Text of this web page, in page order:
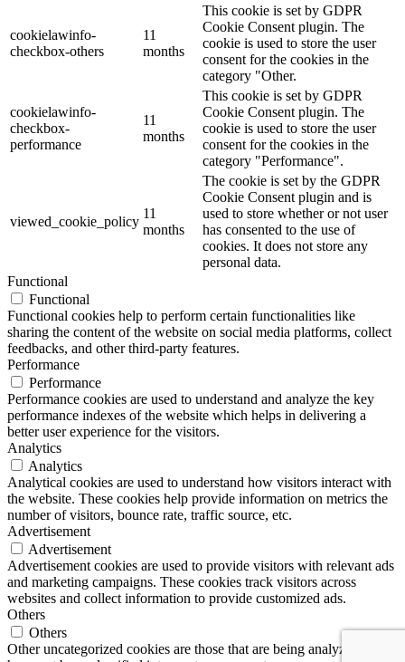
cookielawinfo-
checkbox-others
11
months
This cookie is set by GDPR
Cookie Consent plugin. The
cookie is used to store the user
consent for the cookies in the
category "Other.
cookielawinfo-
checkbox-
performance
11
months
This cookie is set by GDPR
Cookie Consent plugin. The
cookie is used to store the user
consent for the cookies in the
category "Performance".
viewed_cookie_policy
11
months
The cookie is set by the GDPR
Cookie Consent plugin and is
used to store whether or not user
has consented to the use of
cookies. It does not store any
personal data.
Functional
Functional
Functional cookies help to perform certain functionalities like
sharing the content of the website on social media platforms, collect
feedbacks, and other third-party features.
Performance
Performance
Performance cookies are used to understand and analyze the key
performance indexes of the website which helps in delivering a
better user experience for the visitors.
Analytics
Analytics
Analytical cookies are used to understand how visitors interact with
the website. These cookies help provide information on metrics the
number of visitors, bounce rate, traffic source, etc.
Advertisement
Advertisement
Advertisement cookies are used to provide visitors with relevant ads
and marketing campaigns. These cookies track visitors across
websites and collect information to provide customized ads.
Others
Others
Other uncategorized cookies are those that are being analyzed and